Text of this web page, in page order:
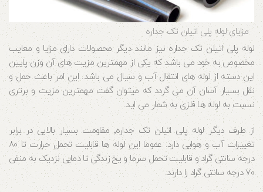
مزایای لوله پلی اتیلن تک جداره
لوله پلی اتیلن تک جداره نیز مانند دیگر محصولات دارای مزایا و معایب
مخصوص به خود می باشد که یکی از مهمترین مزیت های آن وزن پایین
این دسته از لوله های انتقال آب و سیال می باشد. این امر باعث حمل و
نقل بسیار آسان آن می گردد که میتوان گفت مهمترین مزیت و برتری
نسبت به لوله ها فلزی به شمار می اید.
از طرف دیگر لوله پلی اتیلن تک جداره٬ مقاومت بسیار بالایی در برابر
تغییرات آب و هوایی دارد. عموما این لوله ها قابلیت تحمل حرارت تا ۸۰
درجه سانتی گراد و قابلیت تحمل سرما و یخ زندگی تا دمایی نزدیک به منفی
۷۰ درجه سانتی گراد را دارند.